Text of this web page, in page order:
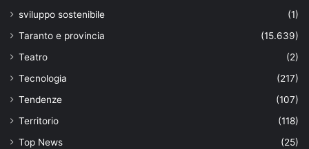
sviluppo sostenibile
(1)
Taranto e provincia
(15.639)
Teatro
(2)
Tecnologia
(217)
Tendenze
(107)
Territorio
(118)
Top News
(25)